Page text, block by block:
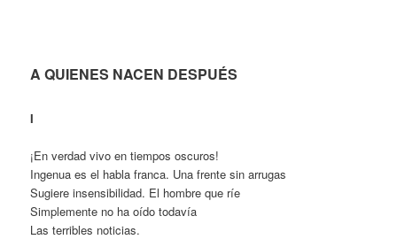
A QUIENES NACEN DESPUÉS
I
¡En verdad vivo en tiempos oscuros!
Ingenua es el habla franca. Una frente sin arrugas
Sugiere insensibilidad. El hombre que ríe
Simplemente no ha oído todavía
Las terribles noticias.